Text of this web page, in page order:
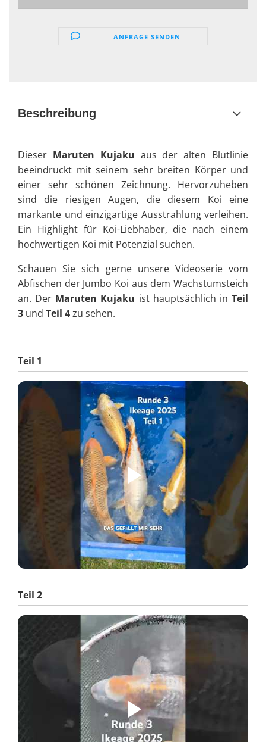
ANFRAGE SENDEN
Beschreibung
Dieser Maruten Kujaku aus der alten Blutlinie
beeindruckt mit seinem sehr breiten Körper und
einer sehr schönen Zeichnung. Hervorzuheben
sind die riesigen Augen, die diesem Koi eine
markante und einzigartige Ausstrahlung verleihen.
Ein Highlight für Koi-Liebhaber, die nach einem
hochwertigen Koi mit Potenzial suchen.
Schauen Sie sich gerne unsere Videoserie vom
Abfischen der Jumbo Koi aus dem Wachstumsteich
an. Der Maruten Kujaku ist hauptsächlich inTeil
3 und Teil 4zu sehen.
Teil 1
Teil 2